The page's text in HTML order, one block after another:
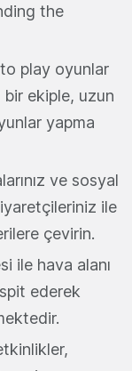
the
to play oyunlar
ekiple, uzun
yapma
ve sosyal
ile
çevirin.
ile hava alanı
ederek